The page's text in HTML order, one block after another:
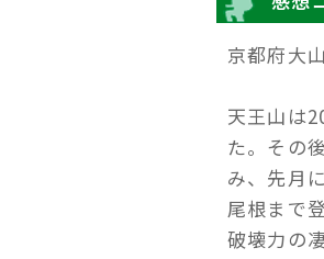
京都府大
天王山は
た。その
み、先月
尾根まで
破壊力の